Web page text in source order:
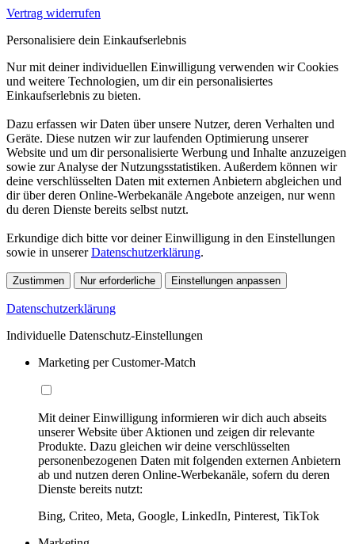
Vertrag widerrufen
Personalisiere dein Einkaufserlebnis
Nur mit deiner individuellen Einwilligung verwenden wir Cookies
und weitere Technologien, um dir ein personalisiertes
Einkaufserlebnis zu bieten.
Dazu erfassen wir Daten über unsere Nutzer, deren Verhalten und
Geräte. Diese nutzen wir zur laufenden Optimierung unserer
Website und um dir personalisierte Werbung und Inhalte anzuzeigen
sowie zur Analyse der Nutzungsstatistiken. Außerdem können wir
deine verschlüsselten Daten mit externen Anbietern abgleichen und
dir über deren Online-Werbekanäle Angebote anzeigen, nur wenn
du deren Dienste bereits selbst nutzt.
Erkundige dich bitte vor deiner Einwilligung in den Einstellungen
sowie in unsererDatenschutzerklärung.
Zustimmen Nur erforderliche Einstellungen anpassen
Datenschutzerklärung
Individuelle Datenschutz-Einstellungen
Marketing per Customer-Match
Mit deiner Einwilligung informieren wir dich auch abseits
unserer Website über Aktionen und zeigen dir relevante
Produkte. Dazu gleichen wir deine verschlüsselten
personenbezogenen Daten mit folgenden externen Anbietern
ab und nutzen deren Online-Werbekanäle, sofern du deren
Dienste bereits nutzt:
Bing, Criteo, Meta, Google, LinkedIn, Pinterest, TikTok